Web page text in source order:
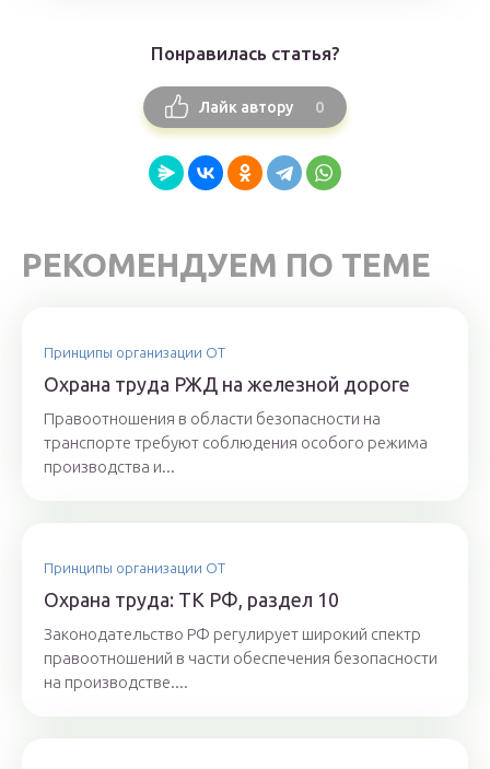
Понравилась статья?
Лайк автору 0
РЕКОМЕНДУЕМ ПО ТЕМЕ
Принципы организации ОТ
Охрана труда РЖД на железной дороге
Правоотношения в области безопасности на
транспорте требуют соблюдения особого режима
производства и...
Принципы организации ОТ
Охрана труда: ТК РФ, раздел 10
Законодательство РФ регулирует широкий спектр
правоотношений в части обеспечения безопасности
на производстве....